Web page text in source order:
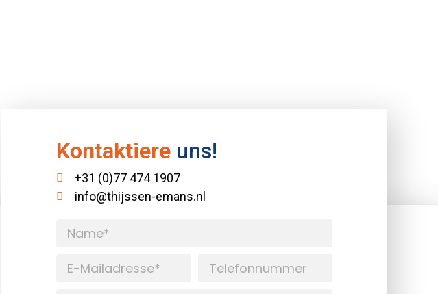
Kontaktiere uns!
+31 (0)77 474 1907
info@thijssen-emans.nl